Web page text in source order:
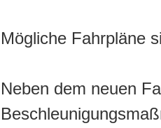
Mögliche Fahrpläne
Neben dem neuen